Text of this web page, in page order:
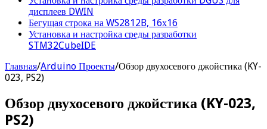
дисплеев DWIN
Бегущая строка на WS2812B, 16х16
Установка и настройка среды разработки
STM32CubeIDE
Главная/Arduino Проекты/Обзор двухосевого джойстика (KY-
023, PS2)
Обзор двухосевого джойстика (KY-023,
PS2)